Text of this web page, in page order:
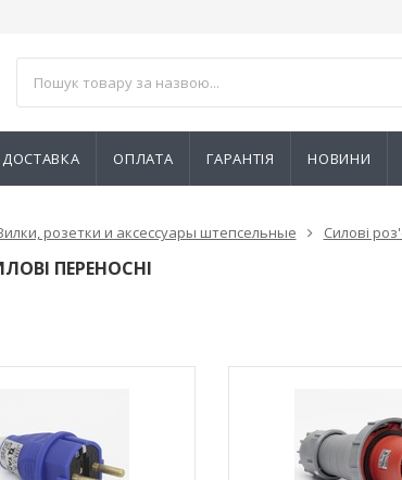
ДОСТАВКА ОПЛАТА ГАРАНТІЯ НОВИНИ
розетки и аксессуары штепсельные Силові
ПЕРЕНОСНІ